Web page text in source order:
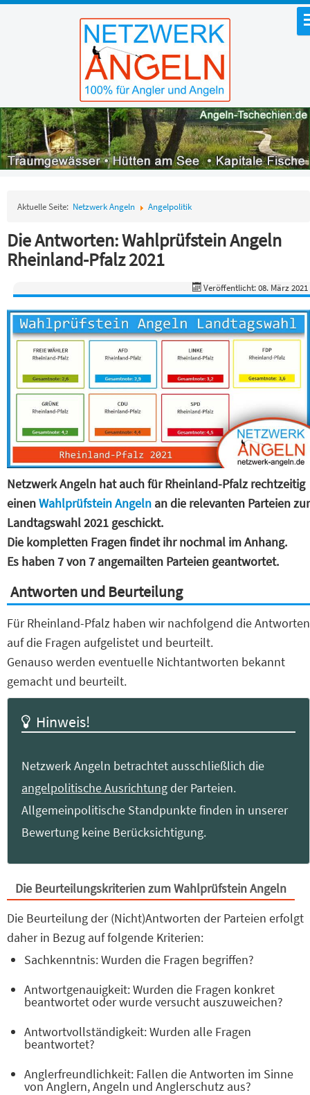
Aktuelle Seite: Netzwerk Angeln Angelpolitik
Die Antworten: Wahlprüfstein Angeln
Rheinland-Pfalz 2021
Veröffentlicht: 08. März 2021
Netzwerk Angeln hat auch für Rheinland-Pfalz rechtzeitig
einenWahlprüfstein Angeln an die relevanten Parteien zur
Landtagswahl 2021 geschickt.
Die kompletten Fragen findet ihr nochmal im Anhang.
Es haben 7 von 7 angemailten Parteien geantwortet.
Antworten und Beurteilung
Für Rheinland-Pfalz haben wir nachfolgend die Antworten
auf die Fragen aufgelistet und beurteilt.
Genauso werden eventuelle Nichtantworten bekannt
gemacht und beurteilt.
Hinweis!
Netzwerk Angeln betrachtet ausschließlich die
angelpolitische Ausrichtungder Parteien.
Allgemeinpolitische Standpunkte finden in unserer
Bewertung keine Berücksichtigung.
Die Beurteilungskriterien zum Wahlprüfstein Angeln
Die Beurteilung der (Nicht)Antworten der Parteien erfolgt
daher in Bezug auf folgende Kriterien:
Sachkenntnis: Wurden die Fragen begriffen?
Antwortgenauigkeit: Wurden die Fragen konkret
beantwortet oder wurde versucht auszuweichen?
Antwortvollständigkeit: Wurden alle Fragen
beantwortet?
Anglerfreundlichkeit: Fallen die Antworten im Sinne
von Anglern, Angeln und Anglerschutz aus?